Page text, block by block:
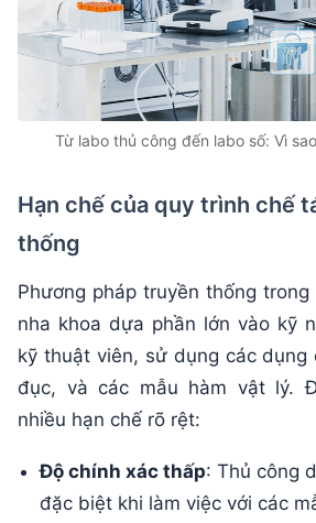
Từ labo thủ công đến labo số: Vì
Hạn chế của quy trình chế
thống
Phương pháp truyền thống
nha khoa dựa phần lớn vào kỹ
kỹ thuật viên, sử dụng các dụng
đục, và các mẫu hàm vật lý.
nhiều hạn chế rõ rệt:
Độ chính xác thấp: Thủ công
đặc biệt khi làm việc với các